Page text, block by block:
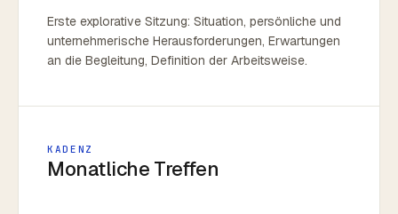
Erste explorative Sitzung: Situation, persönliche und
unternehmerische Herausforderungen, Erwartungen
an die Begleitung, Definition der Arbeitsweise.
KADENZ
Monatliche Treffen